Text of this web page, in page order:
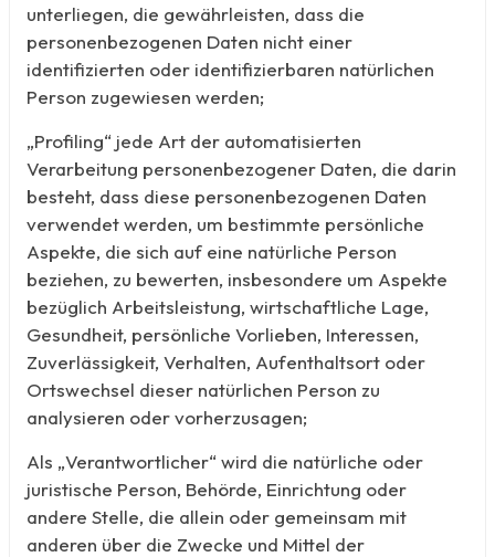
unterliegen, die gewährleisten, dass die
personenbezogenen Daten nicht einer
identifizierten oder identifizierbaren natürlichen
Person zugewiesen werden;
„Profiling“ jede Art der automatisierten
Verarbeitung personenbezogener Daten, die darin
besteht, dass diese personenbezogenen Daten
verwendet werden, um bestimmte persönliche
Aspekte, die sich auf eine natürliche Person
beziehen, zu bewerten, insbesondere um Aspekte
bezüglich Arbeitsleistung, wirtschaftliche Lage,
Gesundheit, persönliche Vorlieben, Interessen,
Zuverlässigkeit, Verhalten, Aufenthaltsort oder
Ortswechsel dieser natürlichen Person zu
analysieren oder vorherzusagen;
Als „Verantwortlicher“ wird die natürliche oder
juristische Person, Behörde, Einrichtung oder
andere Stelle, die allein oder gemeinsam mit
anderen über die Zwecke und Mittel der